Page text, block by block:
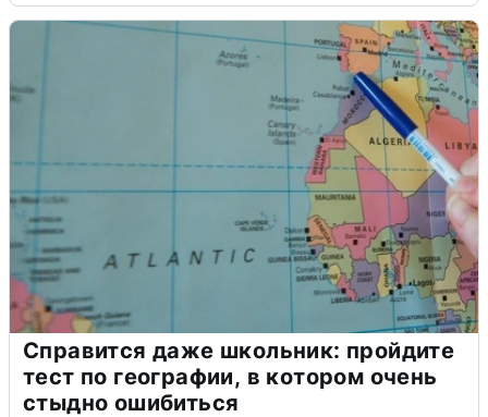
Справится даже школьник: пройдите
тест по географии, в котором очень
стыдно ошибиться